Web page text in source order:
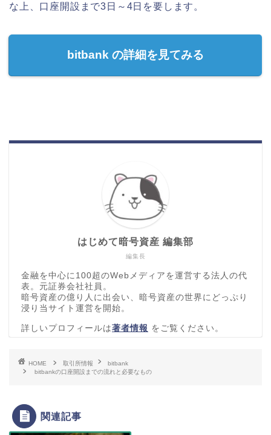
な上、口座開設まで3日～4日を要します。
bitbank の詳細を見てみる
編集長
はじめて暗号資産 編集部
金融を中心に100超のWebメディアを運営する法人の代
表。元証券会社社員。
暗号資産の億り人に出会い、暗号資産の世界にどっぷり
浸り当サイト運営を開始。
詳しいプロフィールは著者情報 をご覧ください。
HOME 取引所情報
bitbank
bitbankの口座開設までの流れと必要なもの
関連記事